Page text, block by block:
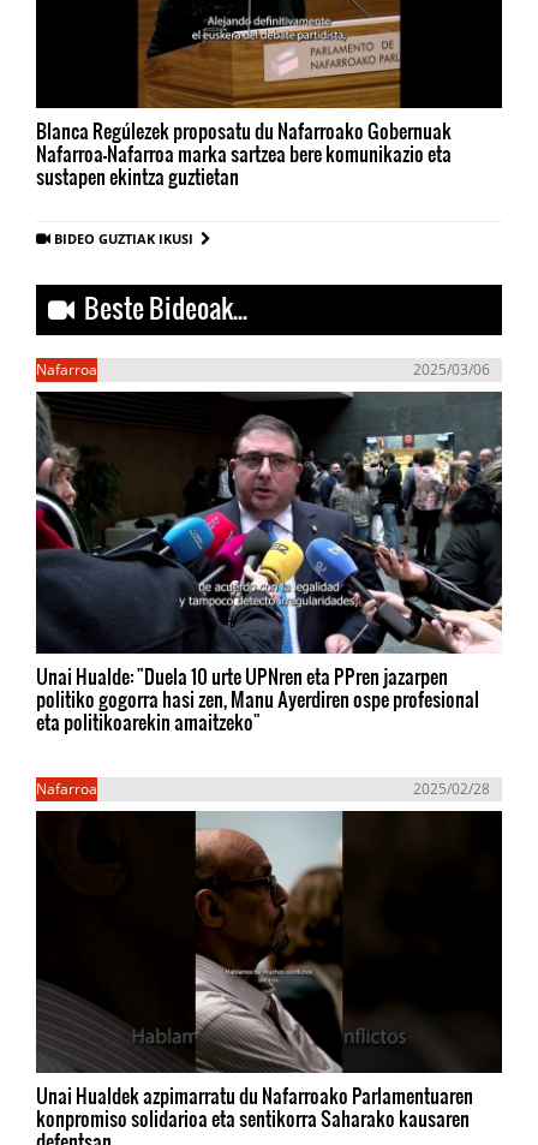
Blanca Regúlezek proposatu du Nafarroako Gobernuak
Nafarroa-Nafarroa marka sartzea bere komunikazio eta
sustapen ekintza guztietan
BIDEO GUZTIAK IKUSI
Beste Bideoak...
Nafarroa 2025/03/06
Unai Hualde: "Duela 10 urte UPNren eta PPren jazarpen
politiko gogorra hasi zen, Manu Ayerdiren ospe profesional
eta politikoarekin amaitzeko"
Nafarroa 2025/02/28
Unai Hualdek azpimarratu du Nafarroako Parlamentuaren
konpromiso solidarioa eta sentikorra Saharako kausaren